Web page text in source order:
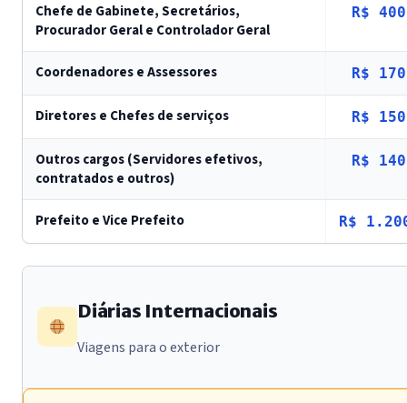
Chefe de Gabinete, Secretários,
Procurador Geral e Controlador Geral
R$
Coordenadores e Assessores R$
Diretores e Chefes de serviços R$
Outros cargos (Servidores efetivos,
contratados e outros)
R$
Prefeito e Vice Prefeito R$
Diárias Internacionais
Viagens para o exterior